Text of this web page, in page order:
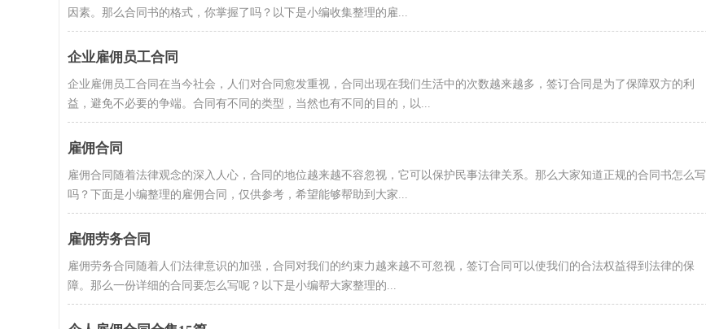
因素。那么合同书的格式，你掌握了吗？以下是小编收集整理的雇...
企业雇佣员工合同
企业雇佣员工合同在当今社会，人们对合同愈发重视，合同出现在我们生活中的次数越来越多，签订合同是为了保障双方的利
益，避免不必要的争端。合同有不同的类型，当然也有不同的目的，以...
雇佣合同
雇佣合同随着法律观念的深入人心，合同的地位越来越不容忽视，它可以保护民事法律关系。那么大家知道正规的合同书怎么写
吗？下面是小编整理的雇佣合同，仅供参考，希望能够帮助到大家...
雇佣劳务合同
雇佣劳务合同随着人们法律意识的加强，合同对我们的约束力越来越不可忽视，签订合同可以使我们的合法权益得到法律的保
障。那么一份详细的合同要怎么写呢？以下是小编帮大家整理的...